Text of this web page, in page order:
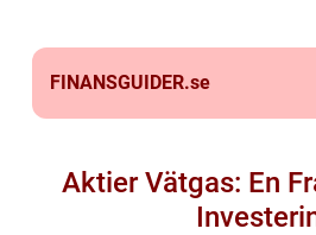
FINANSGUIDER.se
Aktier Vätgas: En